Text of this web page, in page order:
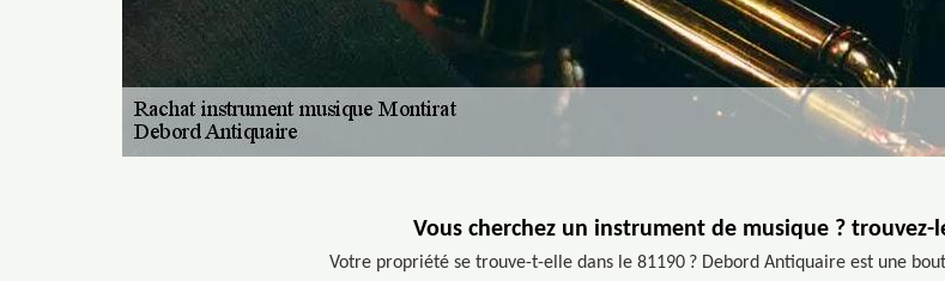
Vous cherchez un instrument de musique ?
Votre propriété se trouve-t-elle dans le 81190 ? Debord Antiquaire est une